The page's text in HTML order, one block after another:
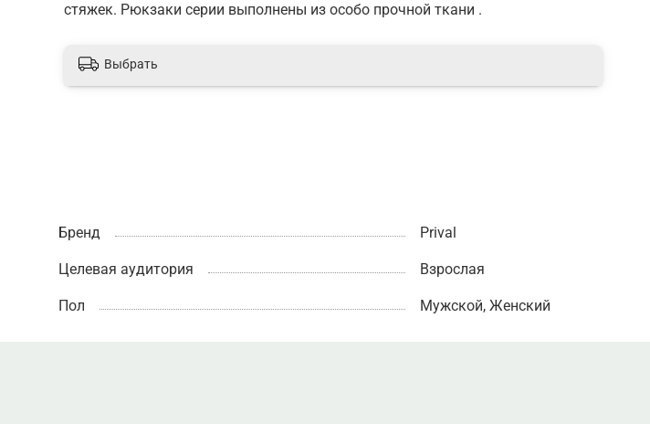
стяжек. Рюкзаки серии выполнены из особо прочной ткани .
Выбрать
Бренд Prival
Целевая аудитория Взрослая
Пол Мужской, Женский